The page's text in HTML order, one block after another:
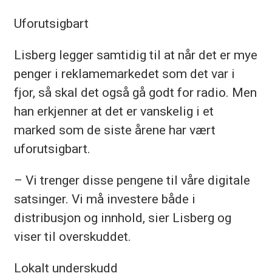
Uforutsigbart
Lisberg legger samtidig til at når det er mye
penger i reklamemarkedet som det var i
fjor, så skal det også gå godt for radio. Men
han erkjenner at det er vanskelig i et
marked som de siste årene har vært
uforutsigbart.
– Vi trenger disse pengene til våre digitale
satsinger. Vi må investere både i
distribusjon og innhold, sier Lisberg og
viser til overskuddet.
Lokalt underskudd